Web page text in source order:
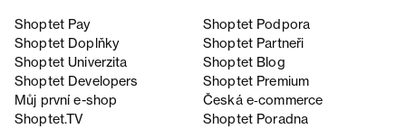
Shoptet Pay
Shoptet Podpora
Shoptet Doplňky
Shoptet Partneři
Shoptet Univerzita
Shoptet Blog
Shoptet Developers
Shoptet Premium
Můj první e-shop
Česká e‑commerce
Shoptet.TV
Shoptet Poradna